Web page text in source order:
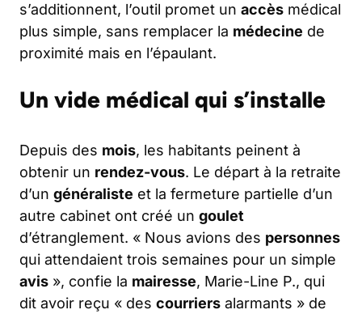
s’additionnent, l’outil promet un accès médical
plus simple, sans remplacer la médecine de
proximité mais en l’épaulant.
Un vide médical qui s’installe
Depuis des mois, les habitants peinent à
obtenir un rendez-vous. Le départ à la retraite
d’un généraliste et la fermeture partielle d’un
autre cabinet ont créé un goulet
d’étranglement. « Nous avions des personnes
qui attendaient trois semaines pour un simple
avis », confie la mairesse, Marie-Line P., qui
dit avoir reçu « des courriers alarmants » de